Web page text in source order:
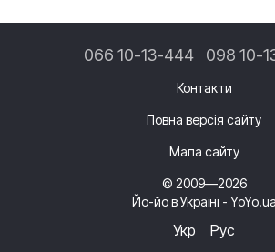
066 10-13-444 098 10-
Контакти
Повна версія сайту
Мапа сайту
© 2009—2026
Йо-йо в Україні - YoYo.ua
Укр Рус